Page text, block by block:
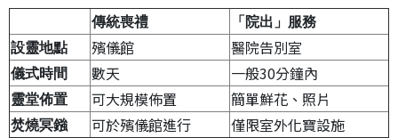
傳統喪禮
「院出」服務
設靈地點
殯儀館 醫院告別室
儀式時間 數天 一般30分鐘內
靈堂佈置 可大規模佈置 簡單鮮花、照片
焚燒冥鏹 可於殯儀館進行 僅限室外化寶設施